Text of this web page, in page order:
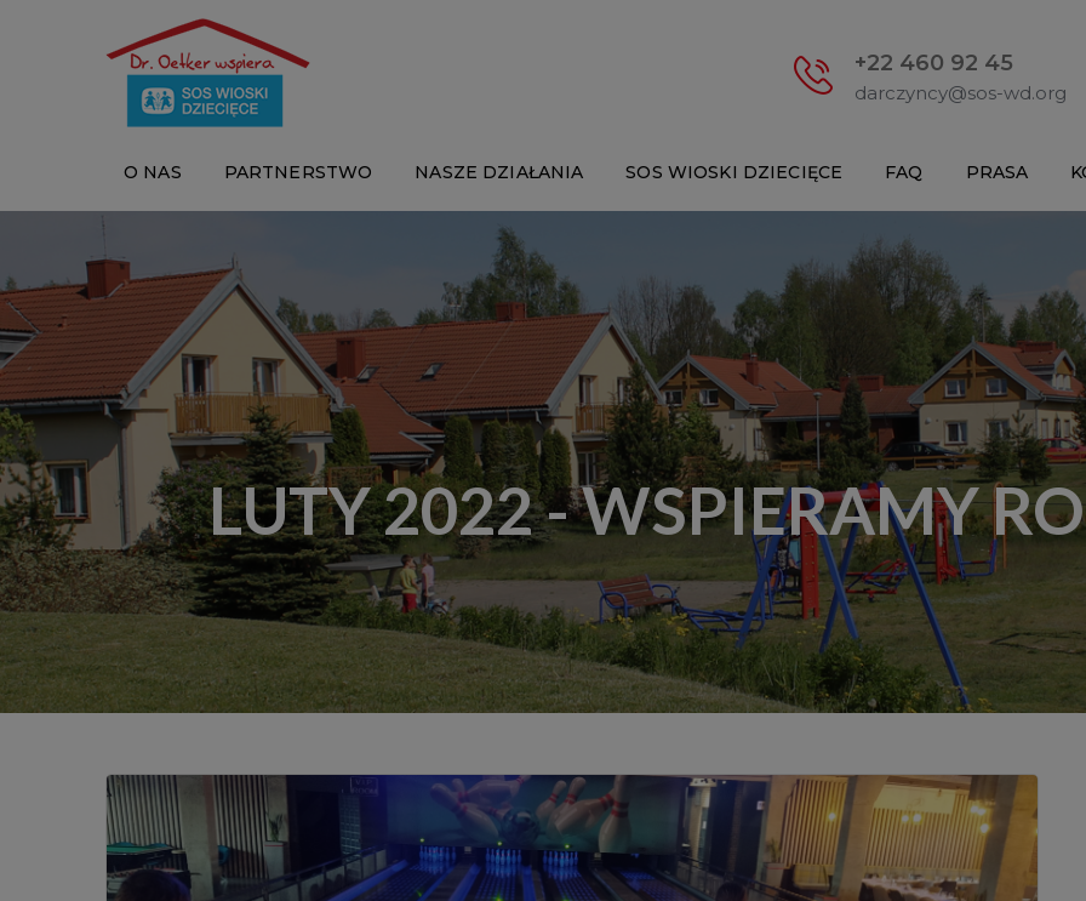
+22 460 92 45
darczyncy@sos-wd.org
O NAS PARTNERSTWO NASZE DZIAŁANIA SOS WIOSKI DZIECIĘCE FAQ PRASA
LUTY 2022 - WSPIERAMY